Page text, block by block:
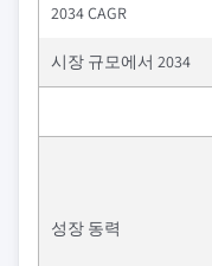
2034 CAGR
시장 규모에서 2034
성장 동력